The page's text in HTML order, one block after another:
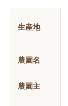
生産地
農園名
農園主